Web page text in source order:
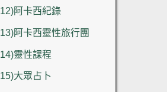
12)阿卡西紀錄
13)阿卡西靈性旅行團
14)靈性課程
15)大眾占卜